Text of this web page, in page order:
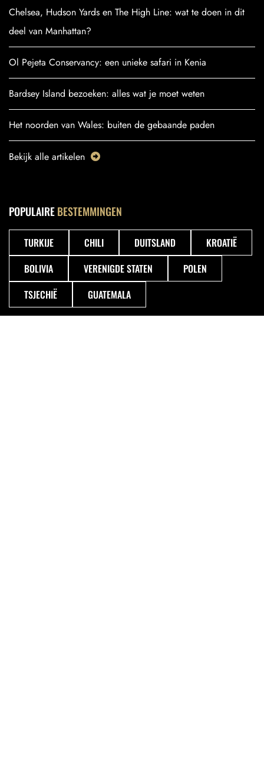
Chelsea, Hudson Yards en The High Line: wat te doen in dit
deel van Manhattan?
Ol Pejeta Conservancy: een unieke safari in Kenia
Bardsey Island bezoeken: alles wat je moet weten
Het noorden van Wales: buiten de gebaande paden
Bekijk alle artikelen
POPULAIREBESTEMMINGEN
TURKIJE CHILI DUITSLAND
KROATIË
BOLIVIA
VERENIGDE STATEN
POLEN
TSJECHIË
GUATEMALA